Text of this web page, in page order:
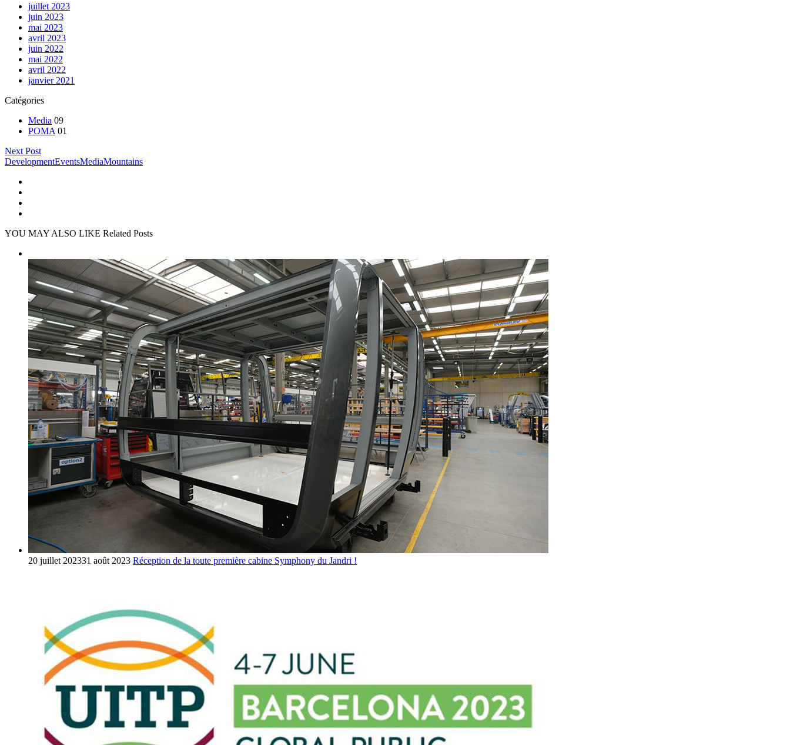
juillet 2023
juin 2023
mai 2023
avril 2023
juin 2022
mai 2022
avril 2022
janvier 2021
Catégories
Media 09
POMA 01
Next Post
DevelopmentEventsMediaMountains
YOU MAY ALSO LIKE Related Posts
20 juillet 202331 août 2023 Réception de la toute première cabine Symphony du Jandri !